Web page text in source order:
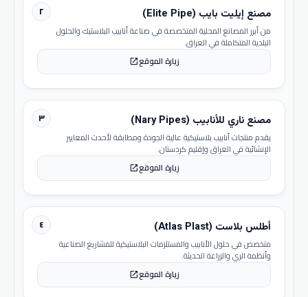
٢ مصنع إيليت بايب (Elite Pipe)
من أبرز المصانع المحلية المتخصصة في صناعة أنابيب البلاستيك والحلول
البلدية المتكاملة في العراق.
زيارة الموقعopen_in_new
٣ مصنع ناري للأنابيب (Nary Pipes)
يقدم منتجات أنابيب بلاستيكية عالية الجودة ومطابقة لأحدث المعايير
الإنشائية في العراق وإقليم كردستان.
زيارة الموقعopen_in_new
٤ أطلس بلاست (Atlas Plast)
متخصص في حلول الأنابيب والمستلزمات البلاستيكية للمشاريع الصناعية
وأنظمة الري والزراعة الحديثة.
زيارة الموقعopen_in_new